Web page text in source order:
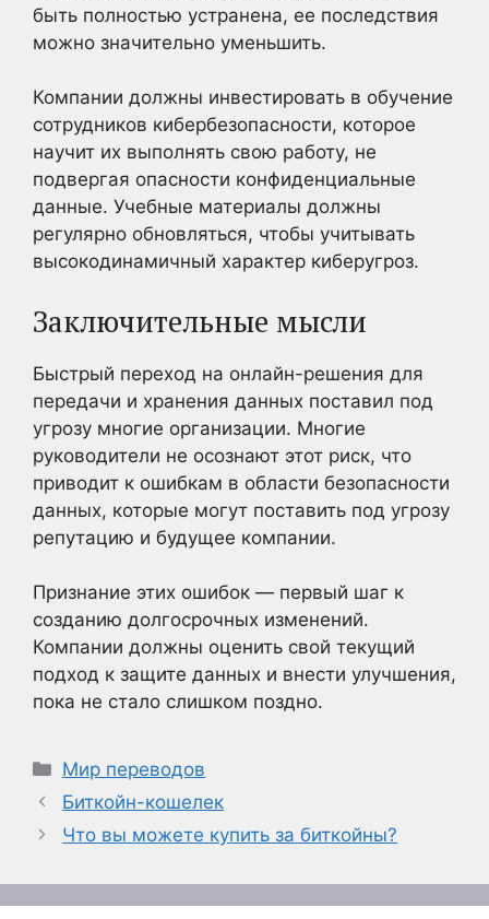
быть полностью устранена, ее последствия
можно значительно уменьшить.
Компании должны инвестировать в обучение
сотрудников кибербезопасности, которое
научит их выполнять свою работу, не
подвергая опасности конфиденциальные
данные. Учебные материалы должны
регулярно обновляться, чтобы учитывать
высокодинамичный характер киберугроз.
Заключительные мысли
Быстрый переход на онлайн-решения для
передачи и хранения данных поставил под
угрозу многие организации. Многие
руководители не осознают этот риск, что
приводит к ошибкам в области безопасности
данных, которые могут поставить под угрозу
репутацию и будущее компании.
Признание этих ошибок — первый шаг к
созданию долгосрочных изменений.
Компании должны оценить свой текущий
подход к защите данных и внести улучшения,
пока не стало слишком поздно.
Рубрики
Мир переводов
Биткойн-кошелек
Что вы можете купить за биткойны?